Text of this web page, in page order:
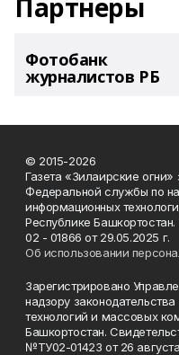
Партнеры
Фотобанк
журналистов РБ
© 2015-2026
Газета «Зилаирские
Федеральной службы по
информационных
Республике
02 - 01866 от 29.05.2025 г.
Об использовании
Зарегистрировано
надзору
технологий и массовых
Башкортостан.
№ТУ02-01423 от 26